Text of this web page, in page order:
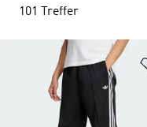
101 Treffer